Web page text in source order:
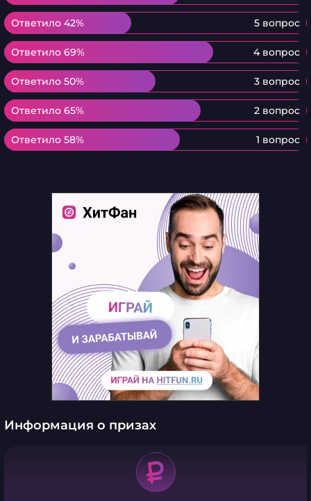
Ответило 42% 5 вопрос
Ответило 42%
Ответило 69% 4 вопрос
Ответило 69%
Ответило 50% 3 вопрос
Ответило 50%
Ответило 65% 2 вопрос
Ответило 65%
Ответило 58% 1 вопрос
Ответило 58%
Информация о призах